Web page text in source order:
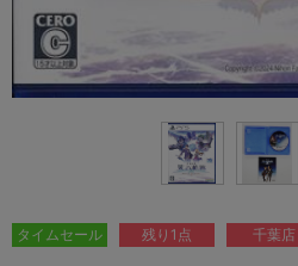
タイムセール 残り1点 千葉店